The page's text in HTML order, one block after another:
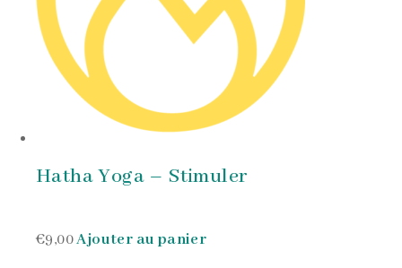
Hatha Yoga – Stimuler
€9,00Ajouter au panier